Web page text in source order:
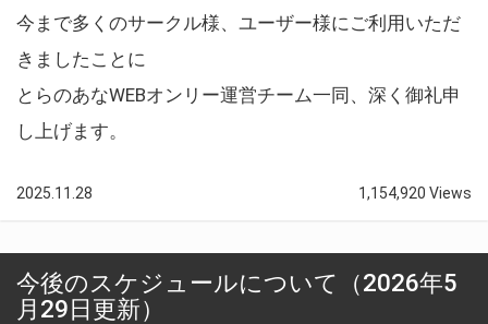
今まで多くのサークル様、ユーザー様にご利用いただ
きましたことに
とらのあなWEBオンリー運営チーム一同、深く御礼申
し上げます。
2025.11.28 1,154,920 Views
今後のスケジュールについて（2026年5
月29日更新）